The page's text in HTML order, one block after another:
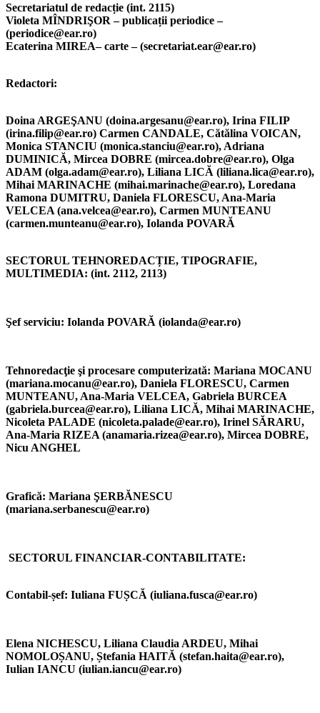
Secretariatul de redacție (int. 2115)
Violeta MÎNDRIŞOR – publicații periodice –
(periodice@ear.ro)
Ecaterina MIREA– carte – (secretariat.ear@ear.ro)
Redactori:
Doina ARGEŞANU (doina.argesanu@ear.ro), Irina FILIP
(irina.filip@ear.ro) Carmen CANDALE, Cătălina VOICAN,
Monica STANCIU (monica.stanciu@ear.ro), Adriana
DUMINICĂ, Mircea DOBRE (mircea.dobre@ear.ro), Olga
ADAM (olga.adam@ear.ro), Liliana LICĂ (liliana.lica@ear.ro),
Mihai MARINACHE (mihai.marinache@ear.ro), Loredana
Ramona DUMITRU, Daniela FLORESCU, Ana-Maria
VELCEA (ana.velcea@ear.ro), Carmen MUNTEANU
(carmen.munteanu@ear.ro), Iolanda POVARĂ
SECTORUL TEHNOREDACȚIE, TIPOGRAFIE,
MULTIMEDIA: (int. 2112, 2113)
Şef serviciu: Iolanda POVARĂ (iolanda@ear.ro)
Tehnoredacţie şi procesare computerizată: Mariana MOCANU
(mariana.mocanu@ear.ro), Daniela FLORESCU, Carmen
MUNTEANU, Ana-Maria VELCEA, Gabriela BURCEA
(gabriela.burcea@ear.ro), Liliana LICĂ, Mihai MARINACHE,
Nicoleta PALADE (nicoleta.palade@ear.ro), Irinel SĂRARU,
Ana-Maria RIZEA (anamaria.rizea@ear.ro), Mircea DOBRE,
Nicu ANGHEL
Grafică: Mariana ŞERBĂNESCU
(mariana.serbanescu@ear.ro)
SECTORUL FINANCIAR-CONTABILITATE:
Contabil-șef: Iuliana FUȘCĂ (iuliana.fusca@ear.ro)
Elena NICHESCU, Liliana Claudia ARDEU, Mihai
NOMOLOȘANU, Ștefania HAITĂ (stefan.haita@ear.ro),
Iulian IANCU (iulian.iancu@ear.ro)